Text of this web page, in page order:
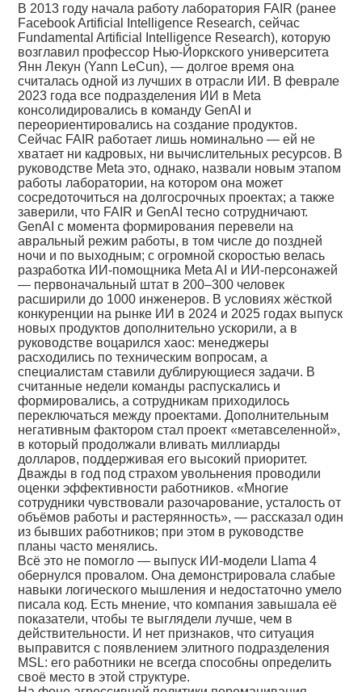
В 2013 году начала работу лаборатория FAIR (ранее
Facebook Artificial Intelligence Research, сейчас
Fundamental Artificial Intelligence Research), которую
возглавил профессор Нью-Йоркского университета
Янн Лекун (Yann LeCun), — долгое время она
считалась одной из лучших в отрасли ИИ. В феврале
2023 года все подразделения ИИ в Meta
консолидировались в команду GenAI и
переориентировались на создание продуктов.
Сейчас FAIR работает лишь номинально — ей не
хватает ни кадровых, ни вычислительных ресурсов. В
руководстве Meta это, однако, назвали новым этапом
работы лаборатории, на котором она может
сосредоточиться на долгосрочных проектах; а также
заверили, что FAIR и GenAI тесно сотрудничают.
GenAI с момента формирования перевели на
авральный режим работы, в том числе до поздней
ночи и по выходным; с огромной скоростью велась
разработка ИИ-помощника Meta AI и ИИ-персонажей
— первоначальный штат в 200–300 человек
расширили до 1000 инженеров. В условиях жёсткой
конкуренции на рынке ИИ в 2024 и 2025 годах выпуск
новых продуктов дополнительно ускорили, а в
руководстве воцарился хаос: менеджеры
расходились по техническим вопросам, а
специалистам ставили дублирующиеся задачи. В
считанные недели команды распускались и
формировались, а сотрудникам приходилось
переключаться между проектами. Дополнительным
негативным фактором стал проект «метавселенной»,
в который продолжали вливать миллиарды
долларов, поддерживая его высокий приоритет.
Дважды в год под страхом увольнения проводили
оценки эффективности работников. «Многие
сотрудники чувствовали разочарование, усталость от
объёмов работы и растерянность», — рассказал один
из бывших работников; при этом в руководстве
планы часто менялись.
Всё это не помогло — выпуск ИИ-модели Llama 4
обернулся провалом. Она демонстрировала слабые
навыки логического мышления и недостаточно умело
писала код. Есть мнение, что компания завышала её
показатели, чтобы те выглядели лучше, чем в
действительности. И нет признаков, что ситуация
выправится с появлением элитного подразделения
MSL: его работники не всегда способны определить
своё место в этой структуре.